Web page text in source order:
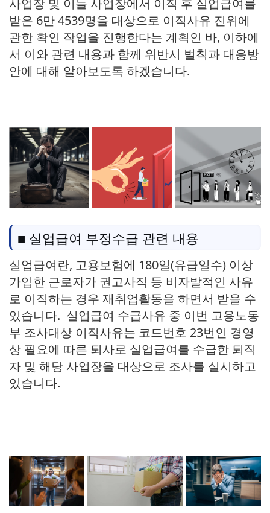
사업장 및 이들 사업장에서 이직 후 실업급여를
받은 6만 4539명을 대상으로 이직사유 진위에
관한 확인 작업을 진행한다는 계획인 바, 이하에
서 이와 관련 내용과 함께 위반시 벌칙과 대응방
안에 대해 알아보도록 하겠습니다.
■ 실업급여 부정수급 관련 내용
실업급여란, 고용보험에 180일(유급일수) 이상
가입한 근로자가 권고사직 등 비자발적인 사유
로 이직하는 경우 재취업활동을 하면서 받을 수
있습니다. 실업급여 수급사유 중 이번 고용노동
부 조사대상 이직사유는 코드번호 23번인 경영
상 필요에 따른 퇴사로 실업급여를 수급한 퇴직
자 및 해당 사업장을 대상으로 조사를 실시하고
있습니다.